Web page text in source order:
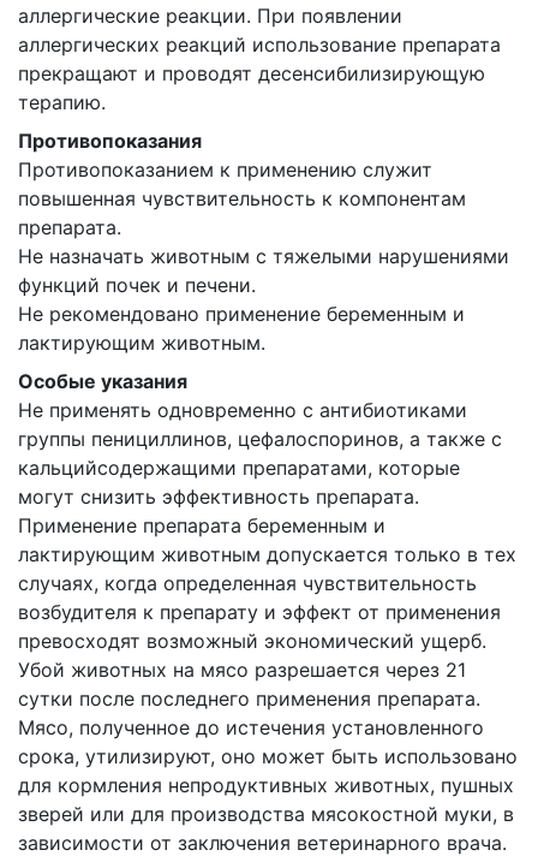
аллергические реакции. При появлении
аллергических реакций использование препарата
прекращают и проводят десенсибилизирующую
терапию.
Противопоказания
Противопоказанием к применению служит
повышенная чувствительность к компонентам
препарата.
Не назначать животным с тяжелыми нарушениями
функций почек и печени.
Не рекомендовано применение беременным и
лактирующим животным.
Особые указания
Не применять одновременно с антибиотиками
группы пенициллинов, цефалоспоринов, а также с
кальцийсодержащими препаратами, которые
могут снизить эффективность препарата.
Применение препарата беременным и
лактирующим животным допускается только в тех
случаях, когда определенная чувствительность
возбудителя к препарату и эффект от применения
превосходят возможный экономический ущерб.
Убой животных на мясо разрешается через 21
сутки после последнего применения препарата.
Мясо, полученное до истечения установленного
срока, утилизируют, оно может быть использовано
для кормления непродуктивных животных, пушных
зверей или для производства мясокостной муки, в
зависимости от заключения ветеринарного врача.